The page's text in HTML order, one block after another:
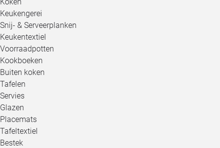
Keukengerei
Snij- & Serveerplanken
Keukentextiel
Voorraadpotten
Kookboeken
Buiten koken
Tafelen
Servies
Glazen
Placemats
Tafeltextiel
Bestek